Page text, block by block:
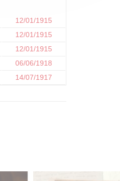
12/01/1915
12/01/1915
12/01/1915
06/06/1918
14/07/1917